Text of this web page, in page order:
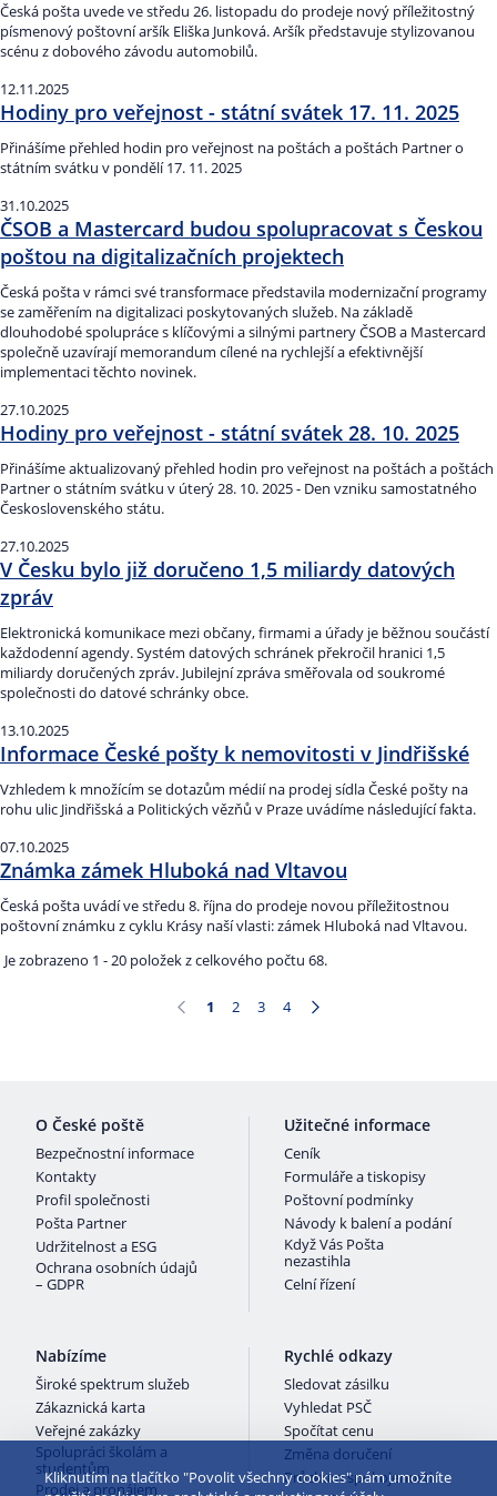
Česká pošta uvede ve středu 26. listopadu do prodeje nový příležitostný
písmenový poštovní aršík Eliška Junková. Aršík představuje stylizovanou
scénu z dobového závodu automobilů.
12.11.2025
Hodiny pro veřejnost - státní svátek 17. 11. 2025
Přinášíme přehled hodin pro veřejnost na poštách a poštách Partner o
státním svátku v pondělí 17. 11. 2025
31.10.2025
ČSOB a Mastercard budou spolupracovat s Českou
poštou na digitalizačních projektech
Česká pošta v rámci své transformace představila modernizační programy
se zaměřením na digitalizaci poskytovaných služeb. Na základě
dlouhodobé spolupráce s klíčovými a silnými partnery ČSOB a Mastercard
společně uzavírají memorandum cílené na rychlejší a efektivnější
implementaci těchto novinek.
27.10.2025
Hodiny pro veřejnost - státní svátek 28. 10. 2025
Přinášíme aktualizovaný přehled hodin pro veřejnost na poštách a poštách
Partner o státním svátku v úterý 28. 10. 2025 - Den vzniku samostatného
Československého státu.
27.10.2025
V Česku bylo již doručeno 1,5 miliardy datových
zpráv
Elektronická komunikace mezi občany, firmami a úřady je běžnou součástí
každodenní agendy. Systém datových schránek překročil hranici 1,5
miliardy doručených zpráv. Jubilejní zpráva směřovala od soukromé
společnosti do datové schránky obce.
13.10.2025
Informace České pošty k nemovitosti v Jindřišské
Vzhledem k množícím se dotazům médií na prodej sídla České pošty na
rohu ulic Jindřišská a Politických vězňů v Praze uvádíme následující fakta.
07.10.2025
Známka zámek Hluboká nad Vltavou
Česká pošta uvádí ve středu 8. října do prodeje novou příležitostnou
poštovní známku z cyklu Krásy naší vlasti: zámek Hluboká nad Vltavou.
Je zobrazeno 1 - 20 položek z celkového počtu 68.
Stránka
1 Stránka
2 Stránka
3 Stránka
4
O České poště
Bezpečnostní informace
Kontakty
Profil společnosti
Pošta Partner
Udržitelnost a ESG
Ochrana osobních údajů
– GDPR
Užitečné informace
Ceník
Formuláře a tiskopisy
Poštovní podmínky
Návody k balení a podání
Když Vás Pošta
nezastihla
Celní řízení
Nabízíme
Široké spektrum služeb
Zákaznická karta
Veřejné zakázky
Spolupráci školám a
studentům
Prodej a pronájem
Rychlé odkazy
Sledovat zásilku
Vyhledat PSČ
Spočítat cenu
Změna doručení
Průzkum spokojenosti
Kliknutím na tlačítko "Povolit všechny cookies" nám umožníte